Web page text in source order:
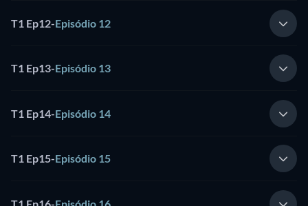
T1 Ep12-Episódio 12
T1 Ep13-Episódio 13
T1 Ep14-Episódio 14
T1 Ep15-Episódio 15
T1 Ep16-Episódio 16